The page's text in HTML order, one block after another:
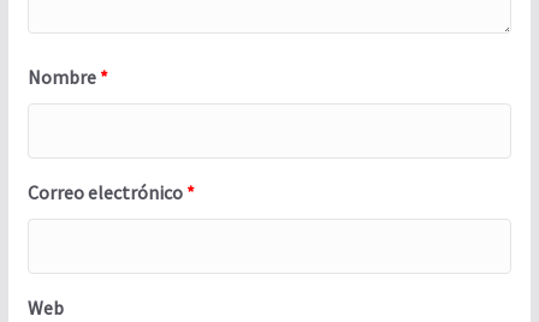
Nombre *
Correo electrónico *
Web